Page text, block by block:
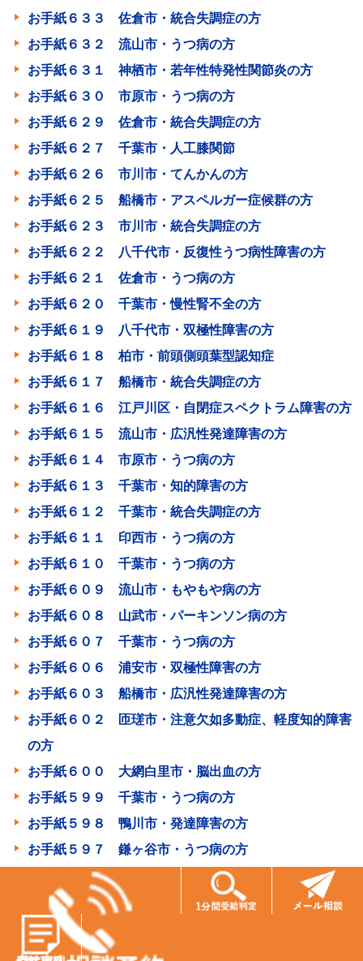
お手紙６３３ 佐倉市・統合失調症の方
お手紙６３２ 流山市・うつ病の方
お手紙６３１ 神栖市・若年性特発性関節炎の方
お手紙６３０ 市原市・うつ病の方
お手紙６２９ 佐倉市・統合失調症の方
お手紙６２７ 千葉市・人工膝関節
お手紙６２６ 市川市・てんかんの方
お手紙６２５ 船橋市・アスペルガー症候群の方
お手紙６２３ 市川市・統合失調症の方
お手紙６２２ 八千代市・反復性うつ病性障害の方
お手紙６２１ 佐倉市・うつ病の方
お手紙６２０ 千葉市・慢性腎不全の方
お手紙６１９ 八千代市・双極性障害の方
お手紙６１８ 柏市・前頭側頭葉型認知症
お手紙６１７ 船橋市・統合失調症の方
お手紙６１６ 江戸川区・自閉症スペクトラム障害の方
お手紙６１５ 流山市・広汎性発達障害の方
お手紙６１４ 市原市・うつ病の方
お手紙６１３ 千葉市・知的障害の方
お手紙６１２ 千葉市・統合失調症の方
お手紙６１１ 印西市・うつ病の方
お手紙６１０ 千葉市・うつ病の方
お手紙６０９ 流山市・もやもや病の方
お手紙６０８ 山武市・パーキンソン病の方
お手紙６０７ 千葉市・うつ病の方
お手紙６０６ 浦安市・双極性障害の方
お手紙６０３ 船橋市・広汎性発達障害の方
お手紙６０２ 匝瑳市・注意欠如多動症、軽度知的障害
の方
お手紙６００ 大網白里市・脳出血の方
お手紙５９９ 千葉市・うつ病の方
お手紙５９８ 鴨川市・発達障害の方
お手紙５９７ 鎌ヶ谷市・うつ病の方
お手紙５９６ 東京都・脳出血の方
お手紙５９３ 八千代市・双極性感情障害の方
お手紙５９２ 君津市・双極性感情障害の方
お手紙５９１ さいたま市・うつ病の方